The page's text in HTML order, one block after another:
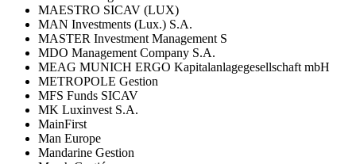
MAESTRO SICAV (LUX)
MAN Investments (Lux.) S.A.
MASTER Investment Management S
MDO Management Company S.A.
MEAG MUNICH ERGO Kapitalanlagegesellschaft mbH
METROPOLE Gestion
MFS Funds SICAV
MK Luxinvest S.A.
MainFirst
Man Europe
Mandarine Gestion